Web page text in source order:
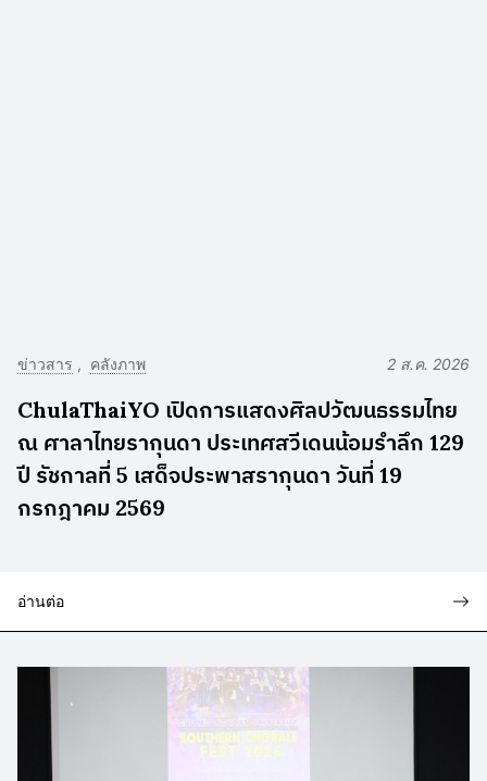
ข่าวสาร คลังภาพ 2 ส.ค. 2026
ChulaThaiYO เปิดการแสดงศิลปวัฒนธรรมไทย
ณ ศาลาไทยรากุนดา ประเทศสวีเดนน้อมรำลึก 129
ปี รัชกาลที่ 5 เสด็จประพาสรากุนดา วันที่ 19
กรกฎาคม 2569
อ่านต่อ